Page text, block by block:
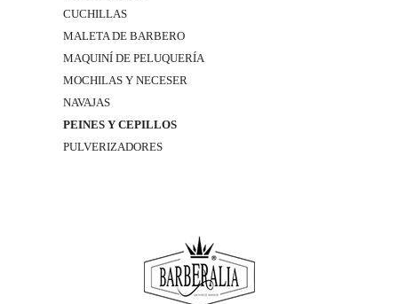
CUCHILLAS
MALETA DE BARBERO
MAQUINÍ DE PELUQUERÍA
MOCHILAS Y NECESER
NAVAJAS
PEINES Y CEPILLOS
PULVERIZADORES